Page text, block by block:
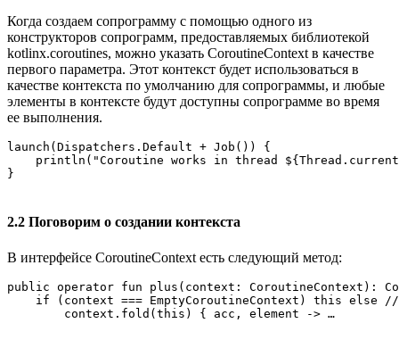
Когда создаем сопрограмму с помощью одного из
конструкторов сопрограмм, предоставляемых библиотекой
kotlinx.coroutines, можно указать CoroutineContext в качестве
первого параметра. Этот контекст будет использоваться в
качестве контекста по умолчанию для сопрограммы, и любые
элементы в контексте будут доступны сопрограмме во время
ее выполнения.
launch(Dispatchers.Default + Job()) {
println("Coroutine works in thread
}
2.2 Поговорим о создании контекста
В интерфейсе CoroutineContext есть следующий метод:
public operator fun plus(context: CoroutineContext):
if (context === EmptyCoroutineContext) this else
        context.fold(this) { acc, element -> …